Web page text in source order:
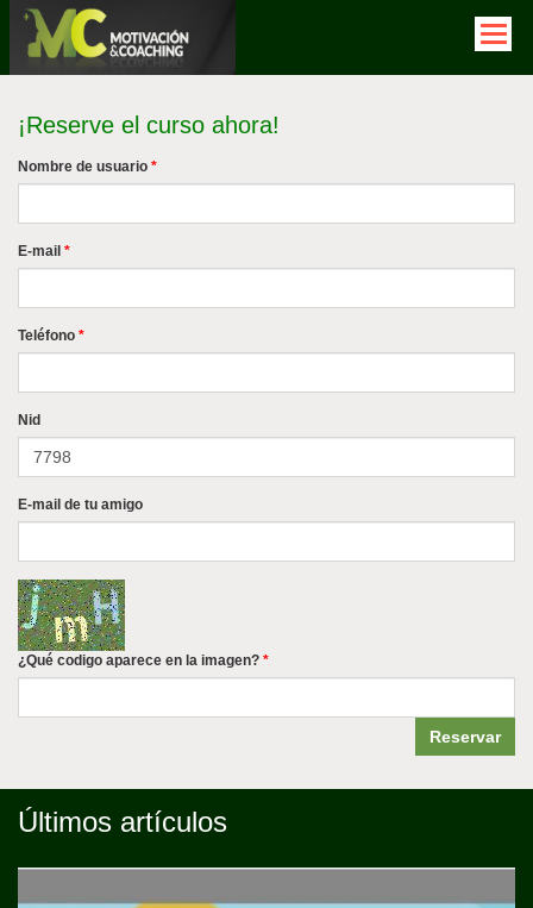
Pasar
contenido
¡Reserve el curso ahora!
Nombre de usuario *
E-mail *
Teléfono *
Nid
E-mail de tu amigo
¿Qué codigo aparece en la imagen? *
Reservar
Últimos artículos